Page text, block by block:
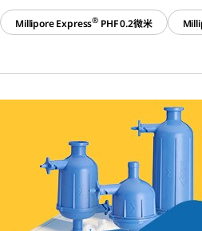
Millipore Express® PHF 0.2微米